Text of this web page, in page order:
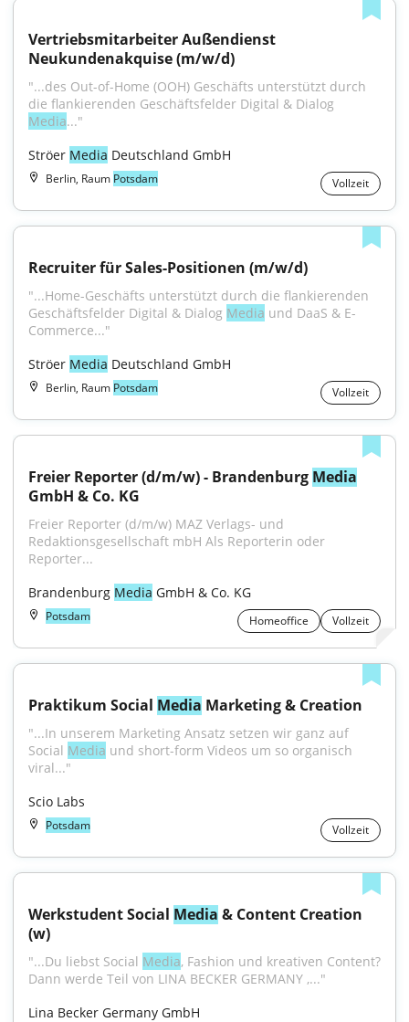
Vertriebsmitarbeiter Außendienst
Neukundenakquise (m/w/d)
"...des Out-of-Home (OOH) Geschäfts unterstützt durch
Media..."
Ströer Media Deutschland GmbH
Berlin, Raum Potsdam Vollzeit
Recruiter für Sales-Positionen (m/w/d)
"...Home-Geschäfts unterstützt durch die flankierenden
Geschäftsfelder Digital & Dialog Media und DaaS & E-
Commerce..."
Ströer Media Deutschland GmbH
Berlin, Raum Potsdam Vollzeit
Freier Reporter (d/m/w) - Brandenburg Media
GmbH & Co. KG
Freier Reporter (d/m/w) MAZ Verlags- und
Redaktionsgesellschaft mbH Als Reporterin oder
Reporter...
Brandenburg Media GmbH & Co. KG
Potsdam Homeoffice Vollzeit
Praktikum Social Media Marketing & Creation
"...In unserem Marketing Ansatz setzen wir ganz auf
Social Media und short-form Videos um so organisch
viral..."
Scio Labs
Potsdam Vollzeit
Werkstudent Social Media & Content Creation
(w)
"...Du liebst Social Media, Fashion und kreativen Content?
Dann werde Teil von LINA BECKER GERMANY ,..."
Lina Becker Germany GmbH